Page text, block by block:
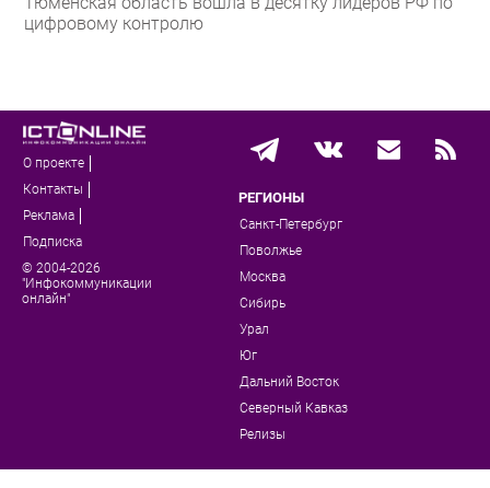
Тестовый стенд
цифровому контролю
О проекте
Контакты
Реклама
Подписка
© 2004-2026
"Инфокоммуникации
онлайн"
РЕГИОНЫ
Санкт-Петербург
Поволжье
Москва
Сибирь
Урал
Юг
Дальний Восток
Северный Кавказ
Релизы